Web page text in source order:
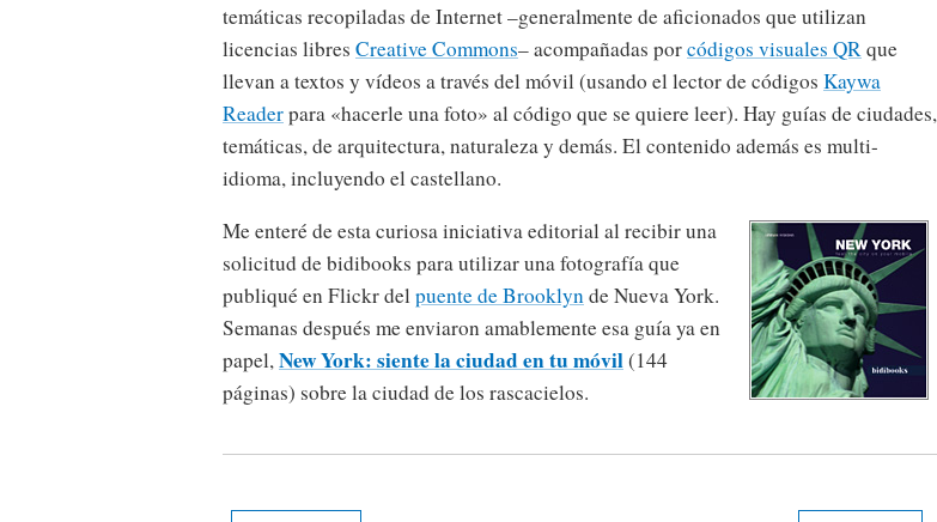
temáticas recopiladas de Internet –generalmente de aficionados que utilizan
licencias libres Creative Commons– acompañadas porcódigos visuales QR que
llevan a textos y vídeos a través del móvil (usando el lector de códigos Kaywa
Readerpara «hacerle una foto» al código que se quiere leer). Hay guías de ciudades,
temáticas, de arquitectura, naturaleza y demás. El contenido además es multi-
idioma, incluyendo el castellano.
Me enteré de esta curiosa iniciativa editorial al recibir una
solicitud de bidibooks para utilizar una fotografía que
publiqué en Flickr delpuente de Brooklynde Nueva York.
Semanas después me enviaron amablemente esa guía ya en
papel,New York: siente la ciudad en tu móvil(144
páginas) sobre la ciudad de los rascacielos.